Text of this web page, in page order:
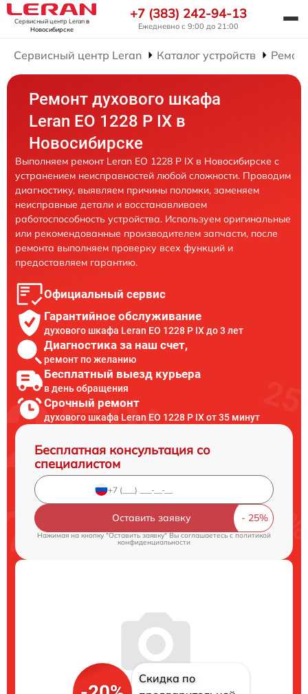
Сервисный центр Leranв
Новосибирске
+7 (383) 242-94-13
Ежедневно с 9:00 до 21:00
Сервисный центр Leran Каталог устройств
Ремонт духового шкафа
Leran EO 1228 P IX в
Новосибирске
Выполняем ремонт Leran EO 1228 P IX в Новосибирске с
устранением неисправностей любой сложности. Проводим
диагностику, выявляем причины поломки, заменяем
неисправные детали и восстанавливаем
работоспособность устройства. Используем оригинальные
или рекомендованные производителем запчасти, после
ремонта выполняем проверку всех функций и
предоставляем гарантию.
Официальный сервис
Гарантийное обслуживание
духового шкафа Leran EO 1228 P IX до 3 лет
Диагностика за наш счет,
ремонт по желанию
Бесплатный выезд курьера
в день обращения
Срочный ремонт
духового шкафа Leran EO 1228 P IX от 35 минут
Бесплатная консультация со
специалистом
Оставить заявку
Нажимая на кнопку "Оставить заявку" Вы соглашаетесь c политикой
конфиденциальности
Скидка по